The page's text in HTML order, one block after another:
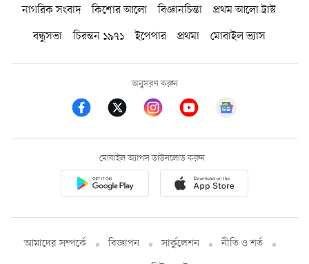
নাগরিক সংবাদ কিশোর আলো বিজ্ঞানচিন্তা
প্রথম আলো ট্রাস্ট
বন্ধুসভা
চিরন্তন ১৯৭১ ইপেপার প্রথমা মোবাইল ভ্যাস
অনুসরণ করুন
মোবাইল অ্যাপস ডাউনলোড করুন
আমাদের সম্পর্কে বিজ্ঞাপন সার্কুলেশন
নীতি ও শর্ত